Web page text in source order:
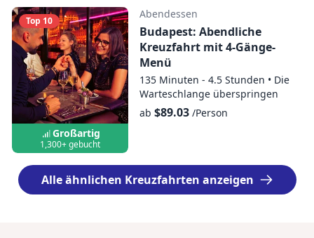
Top 10
Großartig
1,300+ gebucht
Abendessen
Budapest: Abendliche
Kreuzfahrt mit 4-Gänge-
Menü
135 Minuten - 4.5 Stunden • Die
Warteschlange überspringen
ab $89.03/Person
Alle ähnlichen Kreuzfahrten anzeigen